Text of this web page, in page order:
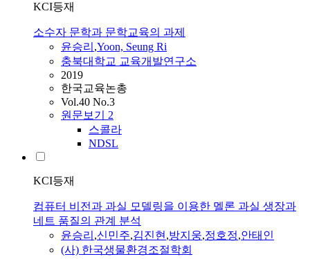
KCI등재
소수자 문학과 문학교육의 과제
윤승리 ,Yoon, Seung Ri
충북대학교 교육개발연구소
2019
한국교육논총
Vol.40 No.3
원문보기 2
스콜라
NDSL
KCI등재
컴퓨터 비전과 과실 모델링을 이용한 멜론 과실 생장과
네트 품질의 관계 분석
윤승리 ,신민주,김진현,방지웅,정호정,안태인
(사) 한국생물환경조절학회